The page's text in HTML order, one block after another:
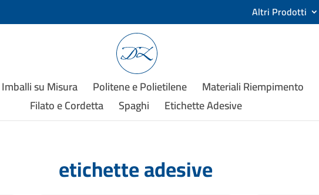
Altri Prodotti
Imballi su Misura Politene e Polietilene Materiali Riempimento
Filato e Cordetta
Spaghi Etichette Adesive
etichette adesive